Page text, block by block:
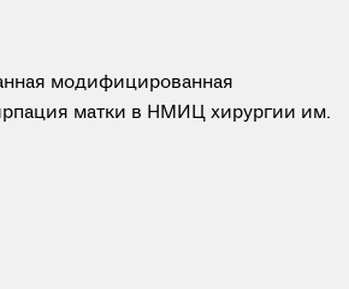
модифицированная
матки в НМИЦ хирургии им.